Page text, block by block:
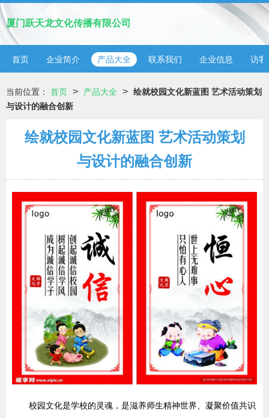
厦门跃天龙文化传播有限公司
首页 企业简介 产品大全 联系我们 企业信息 访客
当前位置： 首页 > 产品大全 > 绘就校园文化新蓝图 艺术活动策划
与设计的融合创新
绘就校园文化新蓝图 艺术活动策划
与设计的融合创新
校园文化是学校的灵魂，是滋养师生精神世界、凝聚价值共识